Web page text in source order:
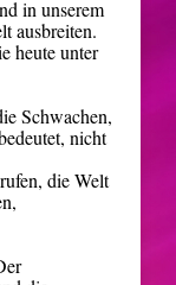
in unserem
ausbreiten.
heute unter
Schwachen,
nicht
die Welt